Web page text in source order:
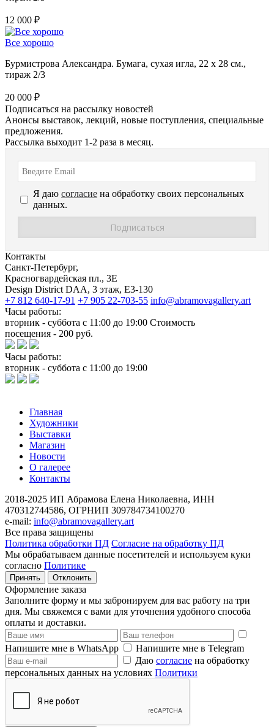
12 000 ₽
Все хорошо
Бурмистрова Александра. Бумага, сухая игла, 22 х 28 см.,
тираж 2/3
20 000 ₽
Подписаться на рассылку новостей
Анонсы выставок, лекций, новые поступления, специальные
предложения.
Рассылка выходит 1-2 раза в месяц.
Я даю согласие на обработку своих персональных
данных.
Контакты
Санкт-Петербург,
Красногвардейская пл., 3E
Design District DAA, 3 этаж, Е3-130
+7 812 640-17-91 +7 905 22-703-55 info@abramovagallery.art
Часы работы:
вторник - суббота с 11:00 до 19:00 Стоимость
посещения - 200 руб.
Часы работы:
вторник - суббота с 11:00 до 19:00
Главная
Художники
Выставки
Магазин
Новости
О галерее
Контакты
2018-2025 ИП Абрамова Елена Николаевна, ИНН
470312744586, ОГРНИП 309784734100270
e-mail: info@abramovagallery.art
Все права защищены
Политика обработки ПД Согласие на обработку ПД
Мы обрабатываем данные посетителей и используем куки
согласно Политике
Принять Отклонить
Оформление заказа
Заполните форму и мы забронируем для вас работу на три
дня. Мы свяжемся с вами для уточнения удобного способа
оплаты и доставки.
Напишите мне в WhatsApp
Напишите мне в Telegram
Даю согласие на обработку
персональных данных на условиях Политики